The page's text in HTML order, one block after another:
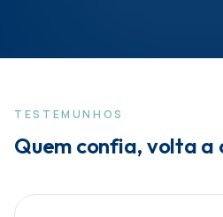
TESTEMUNHOS
Quem confia, volta a